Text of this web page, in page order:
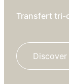
Transfert tri-